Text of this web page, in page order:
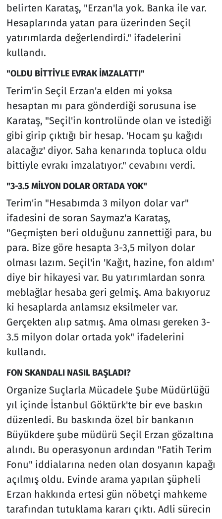
belirten Karataş, "Erzan'la yok. Banka ile var.
Hesaplarında yatan para üzerinden Seçil
yatırımlarda değerlendirdi." ifadelerini
kullandı.
"OLDU BİTTİYLE EVRAK İMZALATTI"
Terim'in Seçil Erzan'a elden mi yoksa
hesaptan mı para gönderdiği sorusuna ise
Karataş, "Seçil'in kontrolünde olan ve istediği
gibi girip çıktığı bir hesap. 'Hocam şu kağıdı
alacağız' diyor. Saha kenarında topluca oldu
bittiyle evrakı imzalatıyor." cevabını verdi.
"3-3.5 MİLYON DOLAR ORTADA YOK"
Terim'in "Hesabımda 3 milyon dolar var"
ifadesini de soran Saymaz'a Karataş,
"Geçmişten beri olduğunu zannettiği para, bu
para. Bize göre hesapta 3-3,5 milyon dolar
olması lazım. Seçil'in 'Kağıt, hazine, fon aldım'
diye bir hikayesi var. Bu yatırımlardan sonra
meblağlar hesaba geri gelmiş. Ama bakıyoruz
ki hesaplarda anlamsız eksilmeler var.
Gerçekten alıp satmış. Ama olması gereken 3-
3.5 milyon dolar ortada yok" ifadelerini
kullandı.
FON SKANDALI NASIL BAŞLADI?
Organize Suçlarla Mücadele Şube Müdürlüğü
yıl içinde İstanbul Göktürk'te bir eve baskın
düzenledi. Bu baskında özel bir bankanın
Büyükdere şube müdürü Seçil Erzan gözaltına
alındı. Bu operasyonun ardından "Fatih Terim
Fonu" iddialarına neden olan dosyanın kapağı
açılmış oldu. Evinde arama yapılan şüpheli
Erzan hakkında ertesi gün nöbetçi mahkeme
tarafından tutuklama kararı çıktı. Adli sürecin